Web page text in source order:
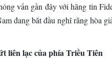
vấn gần đây với hãng tin
đang bắt đầu nghĩ rằng hòa
liên lạc của phía Triều Tiên